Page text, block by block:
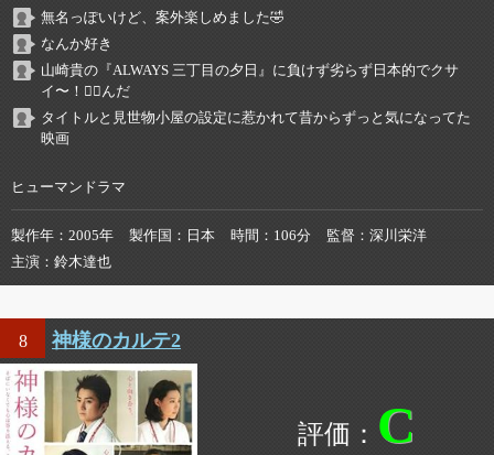
無名っぽいけど、案外楽しめました🤣
なんか好き
山崎貴の『ALWAYS 三丁目の夕日』に負けず劣らず日本的でクサ
イ〜！😵‍💫んだ
タイトルと見世物小屋の設定に惹かれて昔からずっと気になってた
映画
ヒューマンドラマ
製作年 2005年 製作国 日本 時間 106分 監督
深川栄洋
主演
鈴木達也
8 神様のカルテ2
C